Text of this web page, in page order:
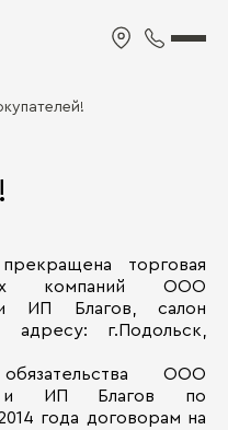
торговая
компаний ООО
и ИП Благов, салон
г.Подольск,
ООО
и ИП Благов по
года договорам на